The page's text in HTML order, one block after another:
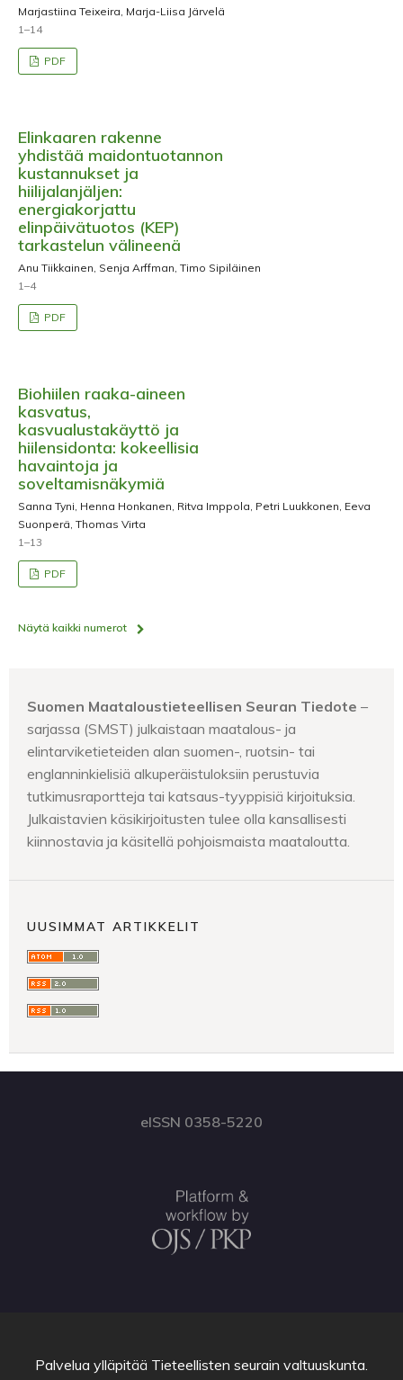
Marjastiina Teixeira, Marja-Liisa Järvelä
1–14
PDF
Elinkaaren rakenne
yhdistää maidontuotannon
kustannukset ja
hiilijalanjäljen:
energiakorjattu
elinpäivätuotos (KEP)
tarkastelun välineenä
Anu Tiikkainen, Senja Arffman, Timo Sipiläinen
1–4
PDF
Biohiilen raaka-aineen
kasvatus,
kasvualustakäyttö ja
hiilensidonta: kokeellisia
havaintoja ja
soveltamisnäkymiä
Sanna Tyni, Henna Honkanen, Ritva Imppola, Petri Luukkonen, Eeva
Suonperä, Thomas Virta
1–13
PDF
Näytä kaikki numerot
Suomen Maataloustieteellisen Seuran Tiedote –
sarjassa (SMST) julkaistaan maatalous- ja
elintarviketieteiden alan suomen-, ruotsin- tai
englanninkielisiä alkuperäistuloksiin perustuvia
tutkimusraportteja tai katsaus-tyyppisiä kirjoituksia.
Julkaistavien käsikirjoitusten tulee olla kansallisesti
kiinnostavia ja käsitellä pohjoismaista maataloutta.
UUSIMMAT ARTIKKELIT
eISSN 0358-5220
Palvelua ylläpitää Tieteellisten seurain valtuuskunta